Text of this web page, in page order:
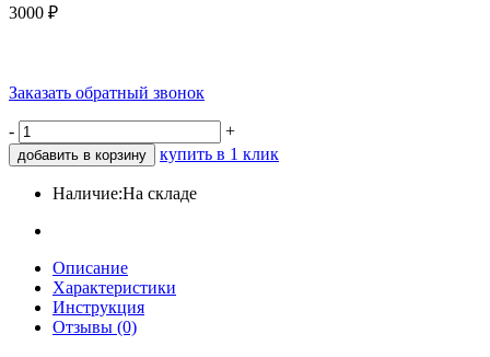
3000 ₽
Заказать обратный звонок
- +
добавить в корзину купить в 1 клик
Наличие:На складе
Описание
Характеристики
Инструкция
Отзывы (0)